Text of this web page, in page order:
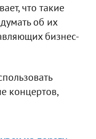
что такие
об их
бизнес-
концертов,